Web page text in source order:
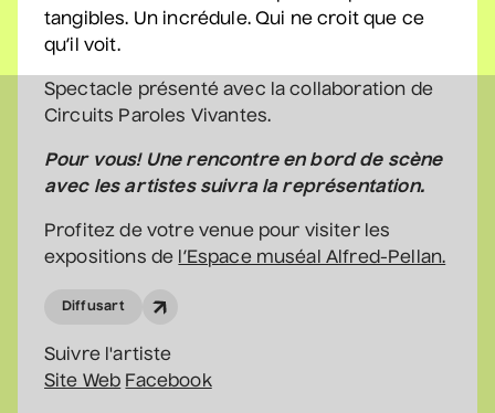
• Nouveau spectacle
Salle André-Mathieu
Véronic DiCaire
• Nouveau spectacle
6 septembre 2026• 15 h 00
Nathalie Lord
• Patrick Norman et
tangibles. Un incrédule. Qui ne croit que ce
qu’il voit.
Spectacle présenté avec la collaboration de
Circuits Paroles Vivantes.
Pour vous! Une rencontre en bord de scène
avec les artistes suivra la représentation.
Profitez de votre venue pour visiter les
expositions de l’Espace muséal Alfred-Pellan.
Diffusart
Suivre l'artiste
Site Web Facebook